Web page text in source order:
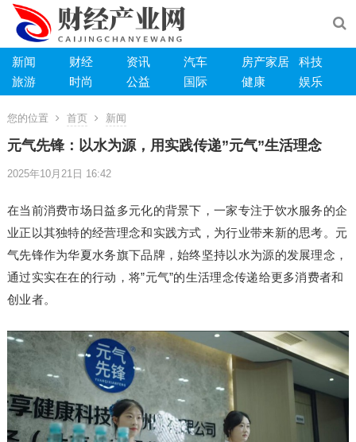
新闻 财经 资讯 汽车 房产家居
科技
旅游
时尚 公益 国际 健康 娱乐
您的位置 首页 新闻
元气先锋：以水为源，用实践传递”元气”生活理念
2025年10月21日 16:42
在当前消费市场日益多元化的背景下，一家专注于饮水服务的企
业正以其独特的经营理念和实践方式，为行业带来新的思考。元
气先锋作为华夏水务旗下品牌，始终坚持以水为源的发展理念，
通过实实在在的行动，将”元气”的生活理念传递给更多消费者和
创业者。